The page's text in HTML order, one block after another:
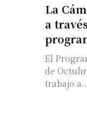
La
a
El
de
trabajo